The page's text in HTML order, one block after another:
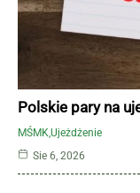
MŚMKUjeżdżenie
Polskie pary na
Sie 6, 2026